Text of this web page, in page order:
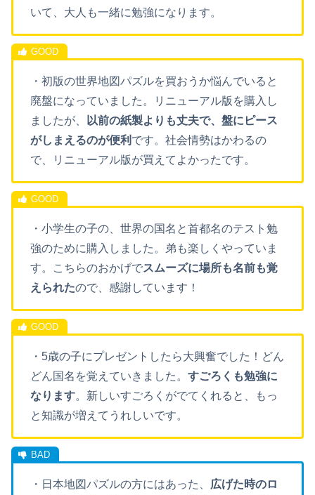
いて、大人も一緒に勉強になります。
・初版の世界地図パズルを買おうか悩んでいると
廃盤になっていました。リニューアル版を購入し
ましたが、
以前の紙製よりも丈夫で、盤にピース
がしまえるのが便利 です。社会情勢はかわるの
で、リニューアル版が買えてよかったです。
・ 小学生の子の、世界の国名と首都名のテスト勉
強のために購入しました。弟も楽しくやっていま
す。こちらのおかげでスムーズに場所も名前も覚
えられたので、感謝しています！
・5歳の子にプレゼントしたら大興奮でした！どん
どん国名を覚えていきました。 すごろくも勉強に
なります。新しいすごろくがでてくれると、もっ
と知識が増えてうれしいです。
・日本地図パズルの方にはあった、 広げた時のロ